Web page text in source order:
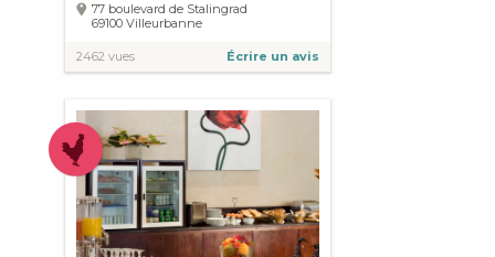
77 boulevard de Stalingrad
69100 Villeurbanne
2462 vues Écrire un avis